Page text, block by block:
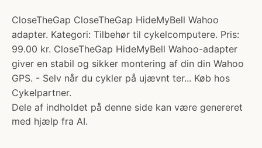
CloseTheGap CloseTheGap HideMyBell Wahoo
adapter. Kategori: Tilbehør til cykelcomputere. Pris:
99.00 kr. CloseTheGap HideMyBell Wahoo-adapter
giver en stabil og sikker montering af din din Wahoo
GPS. - Selv når du cykler på ujævnt ter... Køb hos
Cykelpartner.
Dele af indholdet på denne side kan være genereret
med hjælp fra AI.